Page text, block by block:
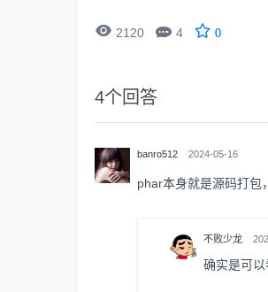
 2120  4 0
4个回答
banro512 2024-05-16
phar本身就是源码打包
不败少龙
确实是可